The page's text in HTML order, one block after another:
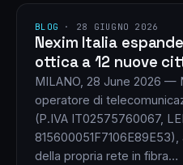
BLOG · 28 GIUGNO 2026
Nexim Italia
ottica a 12 nuove
MILANO, 28 June 2026 —
operatore di
(P.IVA IT02575760067, LEI
della propria rete in fibra…